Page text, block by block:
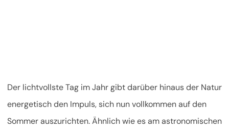
Der lichtvollste Tag im Jahr gibt darüber hinaus der Natur
energetisch den Impuls, sich nun vollkommen auf den
Sommer auszurichten. Ähnlich wie es am astronomischen